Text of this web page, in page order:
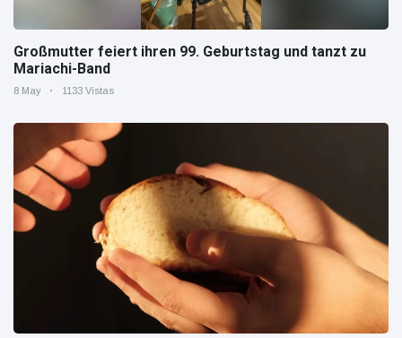
Großmutter feiert ihren 99. Geburtstag und tanzt zu
Mariachi-Band
8 May 1133 Vistas